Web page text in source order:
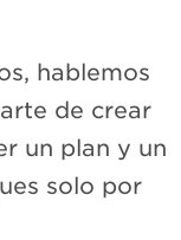
hablemos
de crear
un plan y un
solo por